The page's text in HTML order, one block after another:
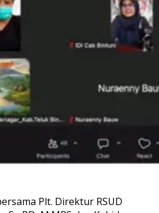
Plt. Direktur RSUD